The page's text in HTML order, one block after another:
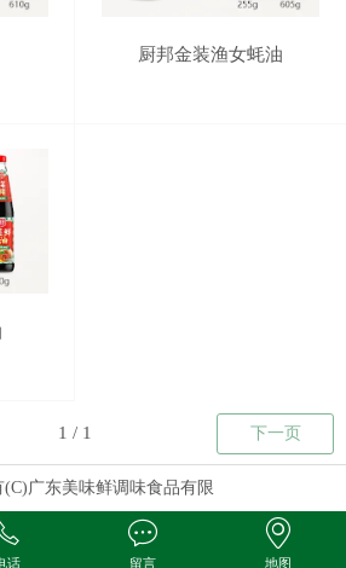
厨邦金装渔女蚝油
下一页
(C)广东美味鲜调味食品有限
话 留言 地图